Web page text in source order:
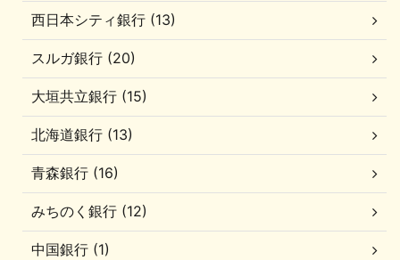
西日本シティ銀行 (13)
スルガ銀行 (20)
大垣共立銀行 (15)
北海道銀行 (13)
青森銀行 (16)
みちのく銀行 (12)
中国銀行 (1)